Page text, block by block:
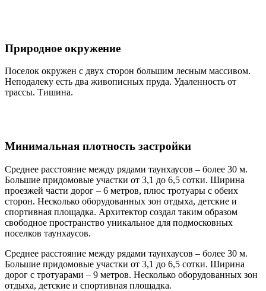
Природное окружение
Поселок окружен с двух сторон большим лесным массивом.
Неподалеку есть два живописных пруда. Удаленность от
трассы. Тишина.
Минимальная плотность застройки
Среднее расстояние между рядами таунхаусов – более 30 м.
Большие придомовые участки от 3,1 до 6,5 сотки. Ширина
проезжей части дорог – 6 метров, плюс тротуары с обеих
сторон. Несколько оборудованных зон отдыха, детские и
спортивная площадка. Архитектор создал таким образом
свободное пространство уникальное для подмосковных
поселков таунхаусов.
Среднее расстояние между рядами таунхаусов – более 30 м.
Большие придомовые участки от 3,1 до 6,5 сотки. Ширина
дорог с тротуарами – 9 метров. Несколько оборудованных зон
отдыха, детские и спортивная площадка.